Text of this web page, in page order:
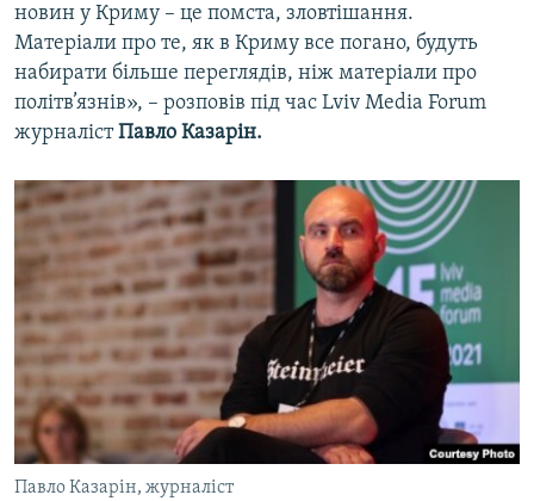
новин у Криму – це помста, зловтішання.
Матеріали про те, як в Криму все погано, будуть
набирати більше переглядів, ніж матеріали про
політв’язнів», – розповів під час Lviv Media Forum
журналістПавло Казарін.
Павло Казарін, журналіст